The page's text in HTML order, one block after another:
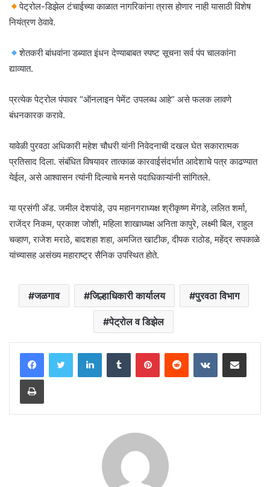
पेट्रोल-डिझेल टंचाईच्या काळात नागरिकांना त्रास होणार नाही यासाठी विशेष
नियंत्रण ठेवावे.
शेतकरी बांधवांना डब्यात इंधन देण्याबाबत स्पष्ट सूचना सर्व पंप चालकांना
द्याव्यात.
प्रत्येक पेट्रोल पंपावर “ऑनलाइन पेमेंट उपलब्ध आहे” असे फलक लावणे
बंधनकारक करावे.
यावेळी पुरवठा अधिकारी महेश चौधरी यांनी निवेदनाची दखल घेत सकारात्मक
प्रतिसाद दिला. संबंधित विषयावर तात्काळ कारवाईसंदर्भात आदेशाचे पत्र काढण्यात
येईल, असे आश्वासन त्यांनी दिल्याचे मनसे पदाधिकाऱ्यांनी सांगितले.
या प्रसंगी ॲड. जमील देशपांडे, उप महानगराध्यक्ष श्रीकृष्ण मेंगडे, ललित शर्मा,
राजेंद्र निकम, प्रकाश जोशी, महिला शाखाध्यक्ष अनिता कापुरे, लक्ष्मी बिल, राहुल
चव्हाण, राजेश मराठे, बादशहा शहा, अमजित खाटीक, दीपक राठोड, महेंद्र सपकाळे
यांच्यासह असंख्य महाराष्ट्र सैनिक उपस्थित होते.
जळगाव जिल्हाधिकारी कार्यालय पुरवठा विभाग
पेट्रोल व डिझेल
LinkedInTumblr PinterestReddit VKontakteShare via Email
Print